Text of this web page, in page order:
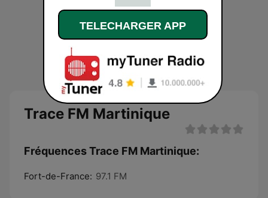
Trace FM Martinique
Fréquences Trace FM Martinique:
Fort-de-France: 97.1 FM
TELECHARGER APP